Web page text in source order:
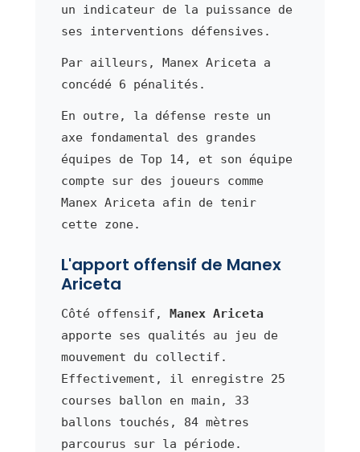
un indicateur de la puissance de
ses interventions défensives.
Par ailleurs, Manex Ariceta a
concédé 6 pénalités.
En outre, la défense reste un
axe fondamental des grandes
équipes de Top 14, et son équipe
compte sur des joueurs comme
Manex Ariceta afin de tenir
cette zone.
L'apport offensif de Manex
Ariceta
Côté offensif, Manex Ariceta
apporte ses qualités au jeu de
mouvement du collectif.
Effectivement, il enregistre 25
courses ballon en main, 33
ballons touchés, 84 mètres
parcourus sur la période.